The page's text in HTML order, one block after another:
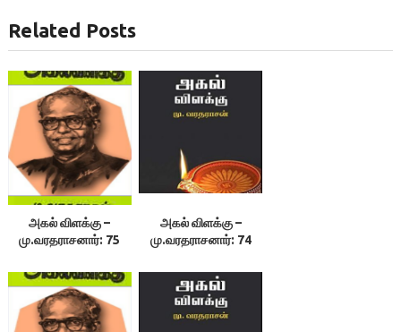
Related Posts
அகல் விளக்கு –
மு.வரதராசனார்: 75
அகல் விளக்கு –
மு.வரதராசனார்: 74